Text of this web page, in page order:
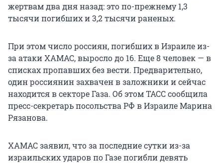
жертвам два дня назад: это по-прежнему 1,3
тысячи погибших и 3,2 тысячи раненых.
При этом число россиян, погибших в Израиле из-
за атаки ХАМАС, выросло до 16. Еще 8 человек — в
списках пропавших без вести. Предварительно,
один россиянин захвачен в заложники и сейчас
находится в секторе Газа. Об этом ТАСС сообщила
пресс-секретарь посольства РФ в Израиле Марина
Рязанова.
ХАМАС заявил, что за последние сутки из-за
израильских ударов по Газе погибли девять